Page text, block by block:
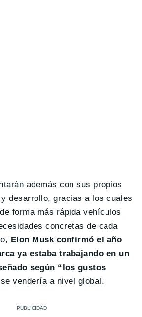
además con sus propios
desarrollo, gracias a los cuales
forma más rápida vehículos
concretas de cada
Elon Musk confirmó el año
ya estaba trabajando en un
según “los gustos
vendería a nivel global.